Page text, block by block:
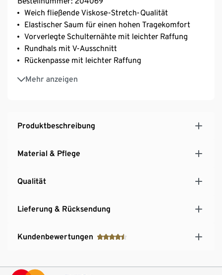
Weich fließende Viskose-Stretch-Qualität
Elastischer Saum für einen hohen Tragekomfort
Vorverlegte Schulternähte mit leichter Raffung
Rundhals mit V-Ausschnitt
Rückenpasse mit leichter Raffung
Mehr anzeigen
Grafischer Alloverprint
Mit Elasthan: formbeständig, perfekter Sitz, hoher
Produktbeschreibung
Material & Pflege
Qualität
Lieferung & Rücksendung
Kundenbewertungen